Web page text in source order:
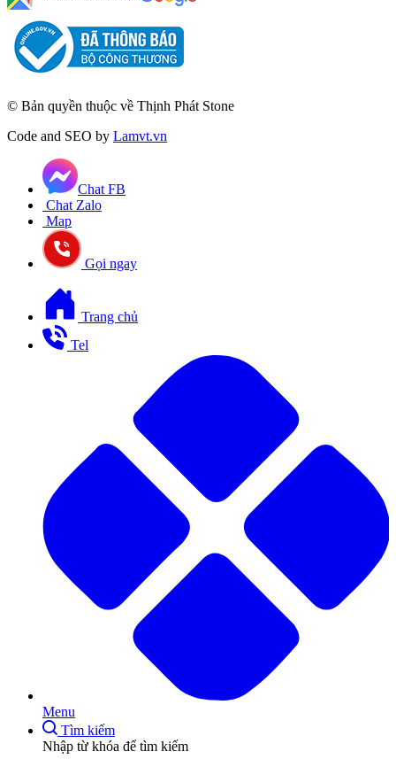
© Bản quyền thuộc về Thịnh Phát Stone
Code and SEO by Lamvt.vn
Chat FB
Chat Zalo
Map
Gọi ngay
Trang chủ
Tel
Menu
Tìm kiếm
Nhập từ khóa để tìm kiếm